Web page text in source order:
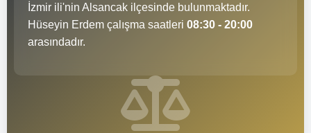
İzmir ili'nin Alsancak ilçesinde bulunmaktadır.
Hüseyin Erdem çalışma saatleri 08:30 - 20:00
arasındadır.